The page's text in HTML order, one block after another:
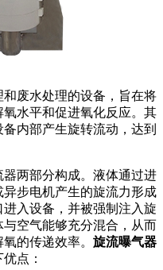
废水处理的设备，旨在将
水平和促进氧化反应。其
内部产生旋转流动，达到
两部分构成。液体通过进
步电机产生的旋流力形成
入设备，并被强制注入旋
空气能够充分混合，从而
的传递效率。 旋流曝气器
点：